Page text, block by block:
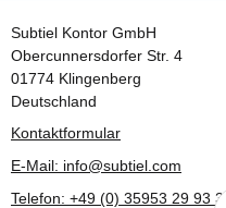
Subtiel Kontor GmbH
Obercunnersdorfer Str. 4
01774 Klingenberg
Deutschland
Kontaktformular
E-Mail: info@subtiel.com
Telefon: +49 (0) 35953 29 93 30